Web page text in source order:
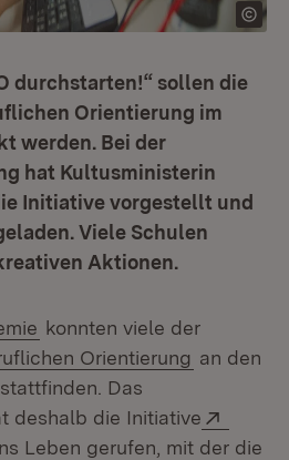
durchstarten!“ sollen die
Orientierung im
werden. Bei der
hat Kultusministerin
Initiative vorgestellt und
Viele Schulen
Aktionen.
konnten viele der
Orientierung (Öffnet in
an den
Das
deshalb die Initiative
in neuem Fenster)
Leben gerufen, mit der die